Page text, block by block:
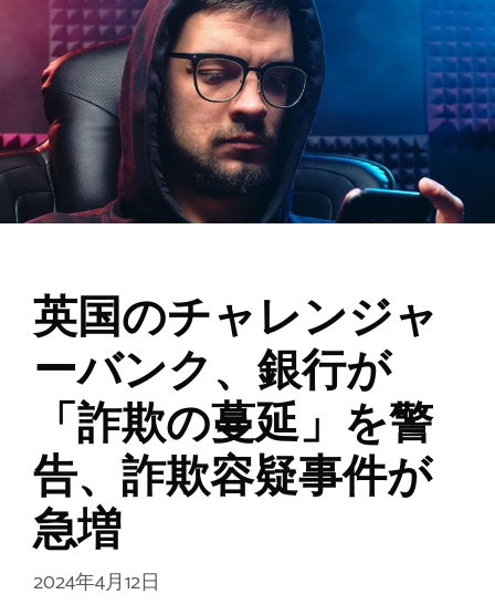
英国のチャレンジャ
ーバンク、銀行が
「詐欺の蔓延」を警
告、詐欺容疑事件が
急増
2024年4月12日